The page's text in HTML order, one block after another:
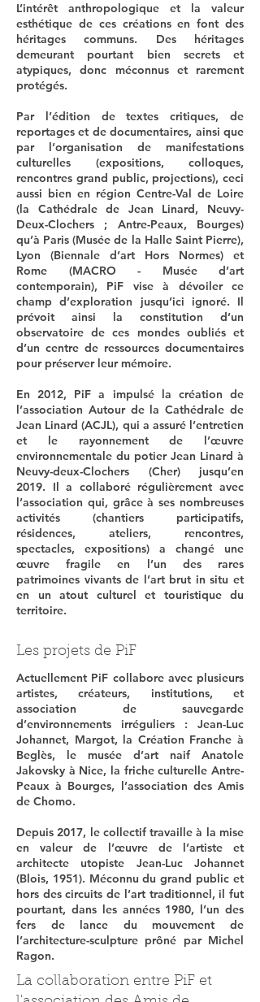
L’intérêt anthropologique et la valeur
esthétique de ces créations en font des
héritages communs. Des héritages
demeurant pourtant bien secrets et
atypiques, donc méconnus et rarement
protégés.
Par l’édition de textes critiques, de
reportages et de documentaires, ainsi que
par l’organisation de manifestations
culturelles (expositions, colloques,
rencontres grand public, projections), ceci
aussi bien en région Centre-Val de Loire
(la Cathédrale de Jean Linard, Neuvy-
Deux-Clochers ; Antre-Peaux, Bourges)
qu’à Paris (Musée de la Halle Saint Pierre),
Lyon (Biennale d’art Hors Normes) et
Rome (MACRO - Musée d’art
contemporain), PiF vise à dévoiler ce
champ d’exploration jusqu’ici ignoré. Il
prévoit ainsi la constitution d’un
observatoire de ces mondes oubliés et
d’un centre de ressources documentaires
pour préserver leur mémoire.
En 2012, PiF a impulsé la création de
l’association Autour de la Cathédrale de
Jean Linard (ACJL), qui a assuré l’entretien
et le rayonnement de l’œuvre
environnementale du potier Jean Linard à
Neuvy-deux-Clochers (Cher) jusqu’en
2019. Il a collaboré régulièrement avec
l’association qui, grâce à ses nombreuses
activités (chantiers participatifs,
résidences, ateliers, rencontres,
spectacles, expositions) a changé une
œuvre fragile en l’un des rares
patrimoines vivants de l’art brut in situ et
en un atout culturel et touristique du
territoire.
Les projets de PiF
Actuellement PiF collabore avec plusieurs
artistes, créateurs, institutions, et
association de sauvegarde
d’environnements irréguliers : Jean-Luc
Johannet, Margot, la Création Franche à
Beglès, le musée d’art naif Anatole
Jakovsky à Nice, la friche culturelle Antre-
Peaux à Bourges, l’association des Amis
de Chomo.
Depuis 2017, le collectif travaille à la mise
en valeur de l’œuvre de l’artiste et
architecte utopiste Jean-Luc Johannet
(Blois, 1951). Méconnu du grand public et
hors des circuits de l’art traditionnel, il fut
pourtant, dans les années 1980, l’un des
fers de lance du mouvement de
l’architecture-sculpture prôné par Michel
Ragon.
La collaboration entre PiF et